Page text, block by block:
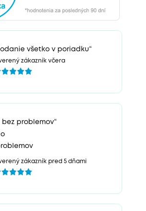
všetko v poriadku“
zákazník včera
bez problemov“
zákazník pred 5 dňami